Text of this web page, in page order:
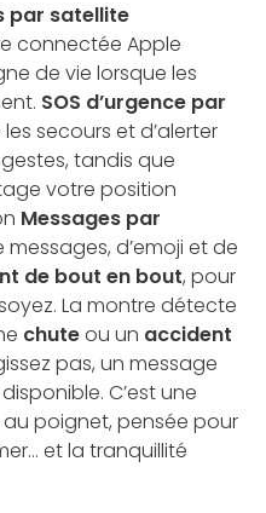
par satellite
connectée Apple
de vie lorsque les
SOS d’urgence par
secours et d’alerter
tandis que
votre position
Messages par
messages, d’emoji et de
de bout en bout, pour
La montre détecte
chuteou un accident
pas, un message
C’est une
poignet, pensée pour
et la tranquillité